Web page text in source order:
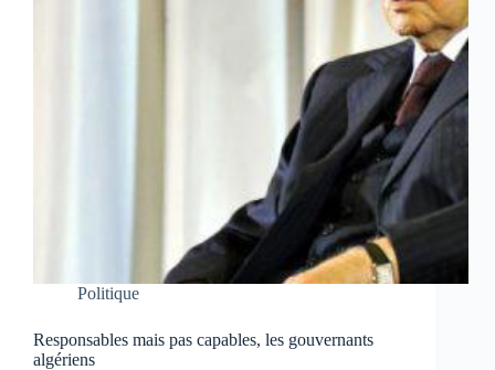
Politique
Responsables mais pas capables, les gouvernants
algériens